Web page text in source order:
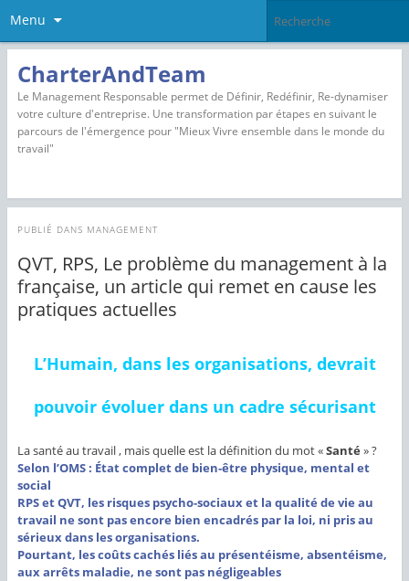
Menu
CharterAndTeam
Le Management Responsable permet de Définir, Redéfinir, Re-dynamiser
votre culture d'entreprise. Une transformation par étapes en suivant le
parcours de l'émergence pour "Mieux Vivre ensemble dans le monde du
travail"
PUBLIÉ DANS MANAGEMENT
QVT, RPS, Le problème du management à la
française, un article qui remet en cause les
pratiques actuelles
L’Humain, dans les organisations, devrait
pouvoir évoluer dans un cadre sécurisant
La santé au travail , mais quelle est la définition du mot «Santé » ?
Selon l’OMS : État complet de bien-être physique, mental et
social
RPS et QVT, les risques psycho-sociaux et la qualité de vie au
travail ne sont pas encore bien encadrés par la loi, ni pris au
sérieux dans les organisations.
Pourtant, les coûts cachés liés au présentéisme, absentéisme,
aux arrêts maladie, ne sont pas négligeables